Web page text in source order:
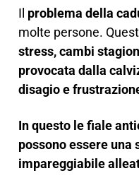
Il problema della
molte persone.
stress, cambi
provocata dalla
disagio e
In questo le fiale
possono essere una
impareggiabile